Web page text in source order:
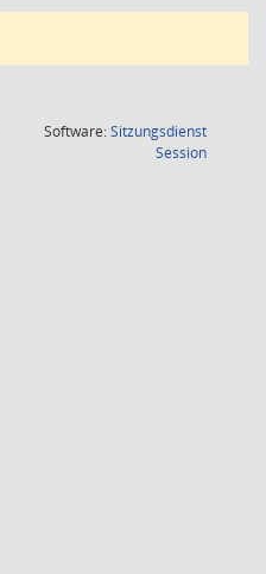
Software:Sitzungsdienst
Session(Wird in